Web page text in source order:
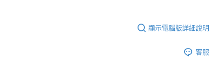
顯示電腦版詳細說明
客服